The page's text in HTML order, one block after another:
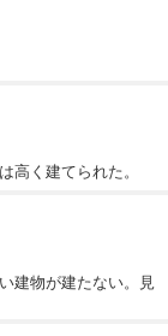
高く建てられた。
建物が建たない。見